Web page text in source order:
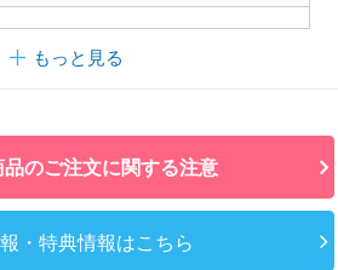
もっと見る
品のご注文に関する注意
・特典情報はこちら